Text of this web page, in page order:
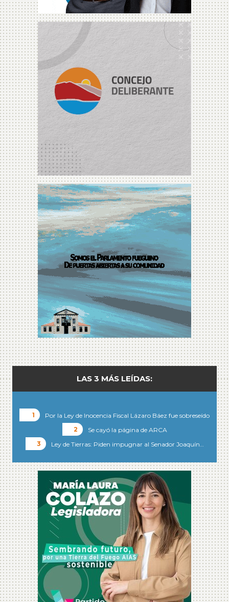
LAS 3 MÁS LEÍDAS:
Por la Ley de Inocencia Fiscal Lázaro Báez fue sobreseído
Se cayó la página de ARCA
Ley de Tierras: Piden impugnar al Senador Joaquín…